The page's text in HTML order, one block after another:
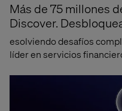
Más de 75 millones
Discover.
esolviendo desafíos
líder en servicios